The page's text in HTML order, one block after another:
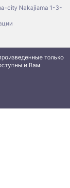
city Nakajiama 1-3-
только
и Вам